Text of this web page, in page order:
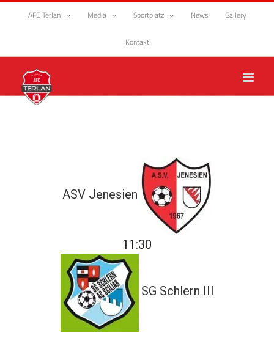
Zum
AFC Terlan Media Sportplatz News Gallery
Kontakt
ASV Jenesien
11:30
SG Schlern III